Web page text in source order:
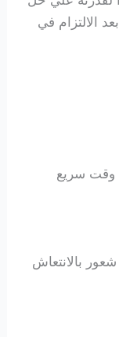
الالتزام في
وقت سريع
بالانتعاش